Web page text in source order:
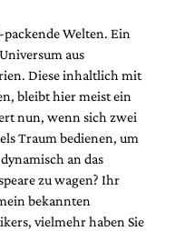
Welten. Ein
aus
Diese inhaltlich mit
bleibt hier meist ein
nun, wenn sich zwei
Traum bedienen, um
an das
zu wagen? Ihr
bekannten
vielmehr haben Sie